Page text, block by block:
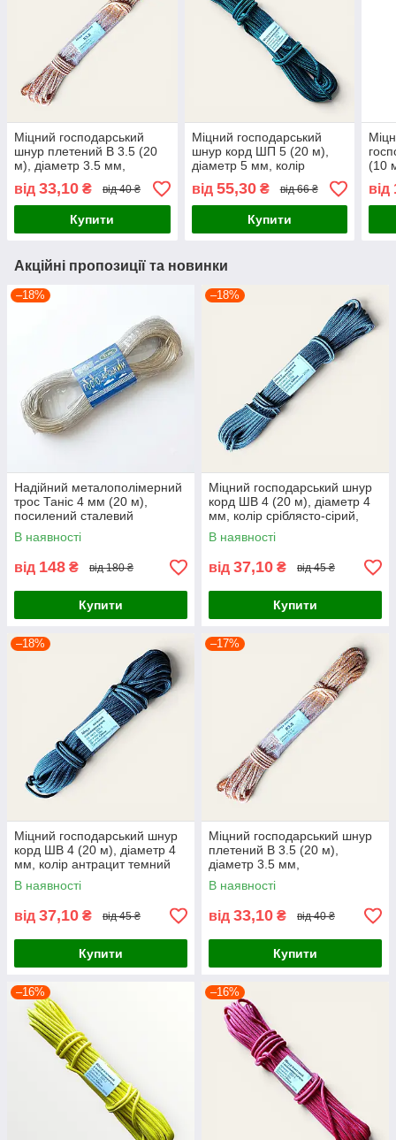
Міцний господарський
шнур плетений В 3.5 (20
м), діаметр 3.5 мм,
помаранчево-білий колір,
ONS, Україна
від 33,10 ₴ від 40 ₴
Купити
Міцний господарський
шнур корд ШП 5 (20 м),
діаметр 5 мм, колір
смарагдово-чорний з
візерунком, ONS, Україна
від 55,30₴ від 66 ₴
Купити
(10
від
Акційні пропозиції та новинки
–18%
Надійний металополімерний
трос Таніс 4 мм (20 м),
посилений сталевий
господарський шнур у ПВХ-
оболонці
В наявності
від 148 ₴ від 180 ₴
Купити
–18%
Міцний господарський шнур
корд ШВ 4 (20 м), діаметр 4
мм, колір сріблясто-сірий,
ONS, Україна
В наявності
від 37,10 ₴ від 45 ₴
Купити
–18%
Міцний господарський шнур
корд ШВ 4 (20 м), діаметр 4
мм, колір антрацит темний
графіт, ONS, Україна
В наявності
від 37,10 ₴ від 45 ₴
Купити
–17%
Міцний господарський шнур
плетений В 3.5 (20 м),
діаметр 3.5 мм,
помаранчево-білий колір,
ONS, Україна
В наявності
від 33,10 ₴ від 40 ₴
Купити
–16% –16%